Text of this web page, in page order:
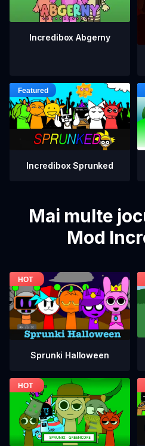
Incredibox Abgerny
Incredibox Sprunked
Mai multe
Mod
Sprunki Halloween